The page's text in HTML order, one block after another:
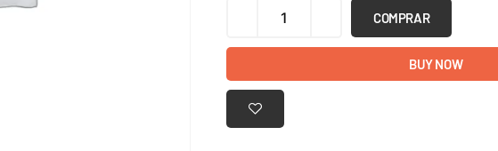
COMPRAR
BUY NOW